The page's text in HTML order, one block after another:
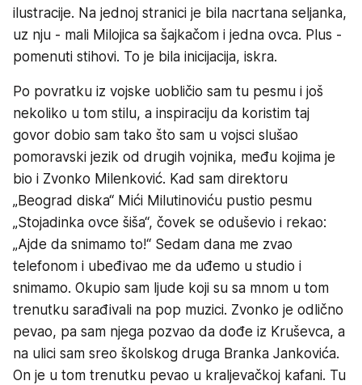
ilustracije. Na jednoj stranici je bila nacrtana seljanka,
uz nju - mali Milojica sa šajkačom i jedna ovca. Plus -
pomenuti stihovi. To je bila inicijacija, iskra.
Po povratku iz vojske uobličio sam tu pesmu i još
nekoliko u tom stilu, a inspiraciju da koristim taj
govor dobio sam tako što sam u vojsci slušao
pomoravski jezik od drugih vojnika, među kojima je
bio i Zvonko Milenković. Kad sam direktoru
„Beograd diska“ Mići Milutinoviću pustio pesmu
„Stojadinka ovce šiša“, čovek se oduševio i rekao:
„Ajde da snimamo to!“ Sedam dana me zvao
telefonom i ubeđivao me da uđemo u studio i
snimamo. Okupio sam ljude koji su sa mnom u tom
trenutku sarađivali na pop muzici. Zvonko je odlično
pevao, pa sam njega pozvao da dođe iz Kruševca, a
na ulici sam sreo školskog druga Branka Jankovića.
On je u tom trenutku pevao u kraljevačkoj kafani. Tu